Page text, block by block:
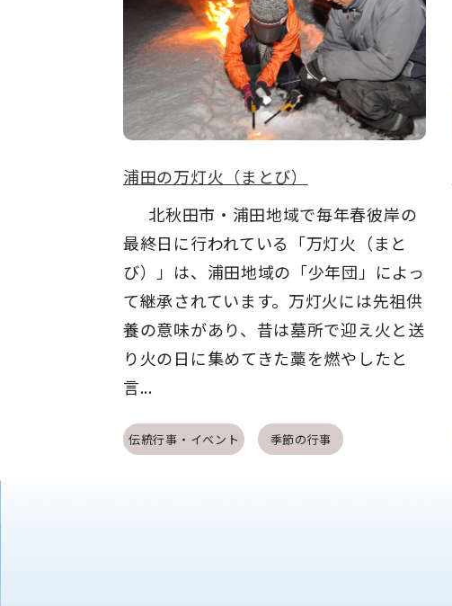
浦田の万灯火（まとび）
北秋田市・浦田地域で毎年春彼岸の
最終日に行われている「万灯火（まと
び）」は、浦田地域の「少年団」によっ
て継承されています。万灯火には先祖供
養の意味があり、昔は墓所で迎え火と送
り火の日に集めてきた藁を燃やしたと
言...
伝統行事・イベント 季節の行事